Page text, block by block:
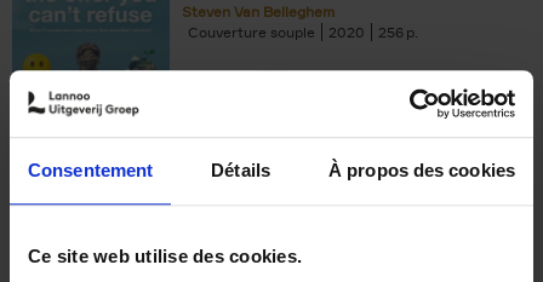
Consentement Détails À propos des cookies
Ce site web utilise des cookies.
Steven Van Belleghem
Couverture souple
2020 256
€37,50